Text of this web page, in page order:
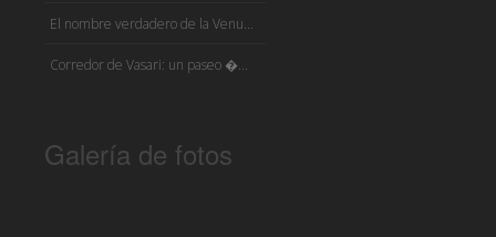
El nombre verdadero de la Venu...
Corredor de Vasari: un paseo �...
Galería de fotos